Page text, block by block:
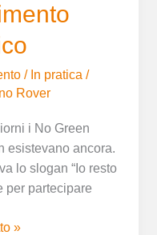
/ In pratica/
Rover
i No Green
esistevano ancora.
lo slogan “Io resto
per partecipare
»